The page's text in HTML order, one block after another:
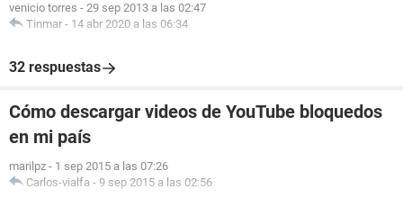
venicio torres - 29 sep 2013 a las 02:47
Tinmar - 14 abr 2020 a las 06:34
32 respuestas
Cómo descargar videos de YouTube bloquedos
en mi país
marilpz - 1 sep 2015 a las 07:26
Carlos-vialfa - 9 sep 2015 a las 02:56